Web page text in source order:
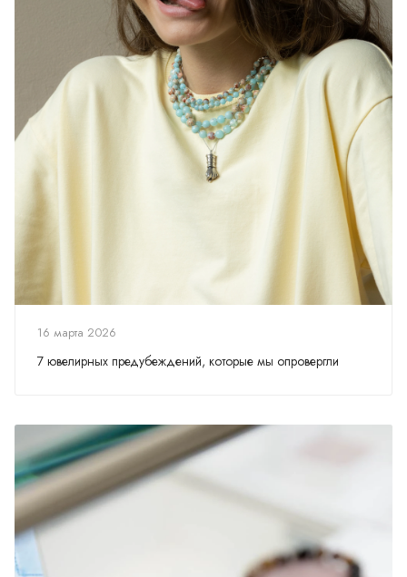
16 марта 2026
7 ювелирных предубеждений, которые мы опровергли